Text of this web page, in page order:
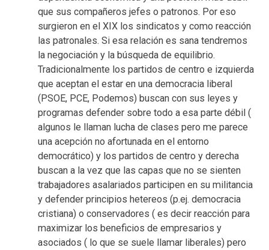
que sus compañeros jefes o patronos. Por eso
surgieron en el XIX los sindicatos y como reacción
las patronales. Si esa relación es sana tendremos
la negociación y la búsqueda de equilibrio.
Tradicionalmente los partidos de centro e izquierda
que aceptan el estar en una democracia liberal
(PSOE, PCE, Podemos) buscan con sus leyes y
programas defender sobre todo a esa parte débil (
algunos le llaman lucha de clases pero me parece
una acepción no afortunada en el entorno
democrático) y los partidos de centro y derecha
buscan a la vez que las capas que no se sienten
trabajadores asalariados participen en su militancia
y defender principios hetereos (p.ej. democracia
cristiana) o conservadores ( es decir reacción para
maximizar los beneficios de empresarios y
asociados ( lo que se suele llamar liberales) pero